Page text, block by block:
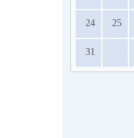
24 25
31